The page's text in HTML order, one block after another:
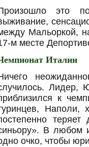
это
Мальоркой,
м месте
Италии
Лидер,
к
Наполи,
В любом
очко, чтобы